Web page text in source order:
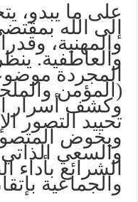
على ما يبدو،
إلى الله
والمهنية،
والعاطفية.
المجردة
(المؤمن
وكشف أسرار
تحييد التصور
ويخوض
والسعي
الشرائع
والجماعية